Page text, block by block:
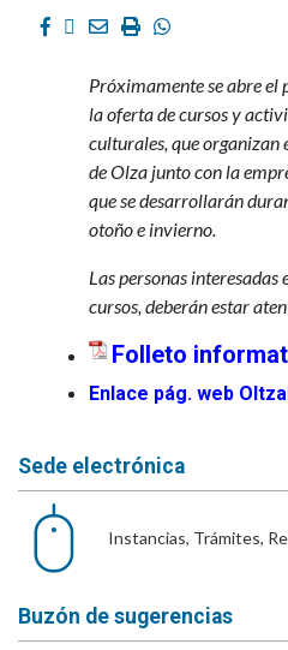
Facebook
Twitter
EmailImprimirWhatsapp
Próximamente se abre el
la oferta de cursos y
culturales, que organizan
de Olza junto con la
que se desarrollarán
otoño e invierno.
Las personas interesadas
cursos, deberán estar
Folleto
Enlace pág. web
Sede electrónica
Instancias, Trámites,
Buzón de sugerencias